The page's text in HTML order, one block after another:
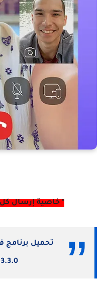
* خاصية إرسال كل
تحميل برنامج